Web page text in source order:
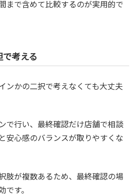
まで含めて比較するのが実用的で
考える
ンかの二択で考えなくても大丈夫
で行い、最終確認だけ店舗で相談
安心感のバランスが取りやすくな
肢が複数あるため、最終確認の場
す。